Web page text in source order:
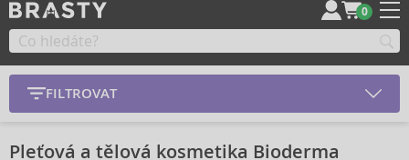
0
FILTROVAT
Pleťová a tělová kosmetika Bioderma